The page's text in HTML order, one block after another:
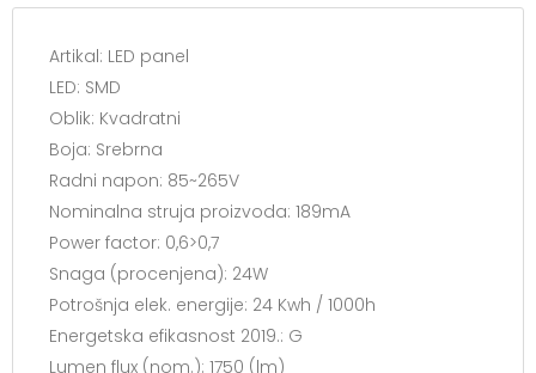
Artikal: LED panel
LED: SMD
Oblik: Kvadratni
Boja: Srebrna
Radni napon: 85~265V
Nominalna struja proizvoda: 189mA
Power factor: 0,6>0,7
Snaga (procenjena): 24W
Potrošnja elek. energije: 24 Kwh / 1000h
Energetska efikasnost 2019.: G
Lumen flux (nom.): 1750 (lm)